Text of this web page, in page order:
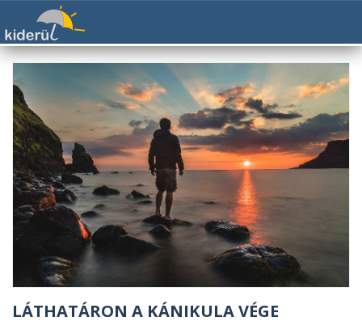
LÁTHATÁRON A KÁNIKULA VÉGE